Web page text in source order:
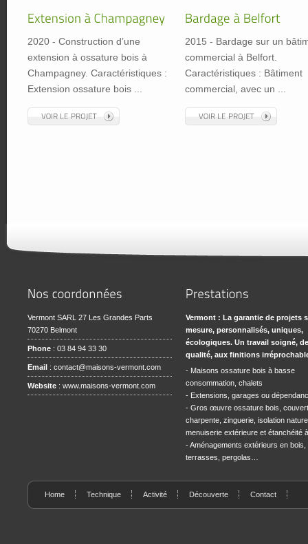
2020 - Construction d’une
extension à ossature bois à
Champagney. Caractéristiques :
Extension ossature bois ...
2015 - Bardage sur un
commercial à Belfort.
Caractéristiques : Bâtiment
commercial, avec un ...
Vermont SARL 27 Les Grandes Parts
70270 Belmont
Phone : 03 84 94 33 30
Email : contact@maisons-vermont.com
Website : www.maisons-vermont.com
Vermont : La garantie de projets
mesure, personnalisés, uniques,
écologiques. Un travail soigné, de
qualité, aux finitions
- Maisons ossature bois à basse
consommation, chalets
- Extensions, garages ou
- Gros œuvre ossature bois,
charpente, zinguerie, isolation
menuiserie extérieure et étanchéité à
- Aménagements extérieurs en bois,
terrasses, pergolas…
Home Technique Activité Découverte Contact